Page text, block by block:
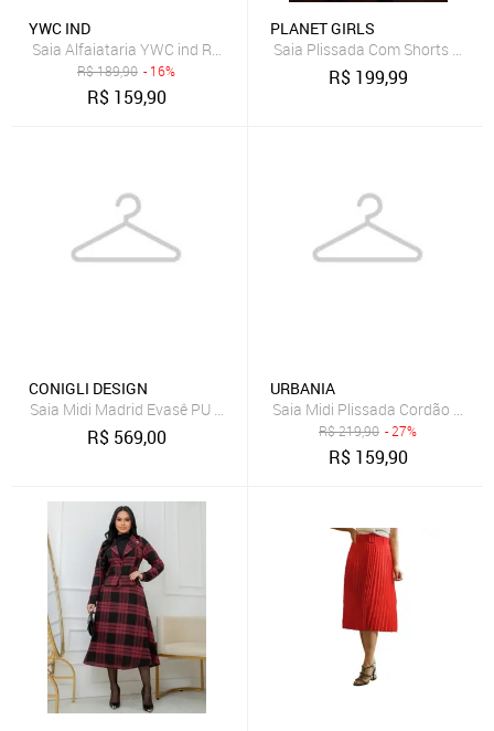
YWC IND
Saia Alfaiataria YWC ind Rodada Evangélica Com Cinto E Bolso
R$189,90 - 16%
R$ 159,90
PLANET GIRLS
Saia Plissada Com Shorts Girl
R$ 199,99
CONIGLI DESIGN
Saia Midi Madrid Evasê PU Conigli Marrom Tobacco
R$ 569,00
URBANIA
Saia Midi Plissada Cordão na
R$219,90 - 27%
R$ 159,90